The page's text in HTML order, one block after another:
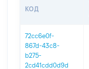
КОД
72cc6e0f-
867d-43c8-
b275-
2cd41cdd0d9d